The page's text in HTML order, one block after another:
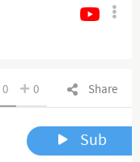
Share
0 0
Sub